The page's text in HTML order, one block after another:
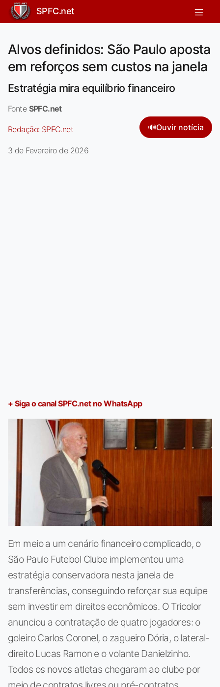
SPFC.net
Alvos definidos: São Paulo aposta
em reforços sem custos na janela
Estratégia mira equilíbrio financeiro
Fonte SPFC.net
Redação: SPFC.net 🔊Ouvir notícia
3 de Fevereiro de 2026
+ Siga o canal SPFC.net no WhatsApp
Em meio a um cenário financeiro complicado, o
São Paulo Futebol Clube implementou uma
estratégia conservadora nesta janela de
transferências, conseguindo reforçar sua equipe
sem investir em direitos econômicos. O Tricolor
anunciou a contratação de quatro jogadores: o
goleiro Carlos Coronel, o zagueiro Dória, o lateral-
direito Lucas Ramon e o volante Danielzinho.
Todos os novos atletas chegaram ao clube por